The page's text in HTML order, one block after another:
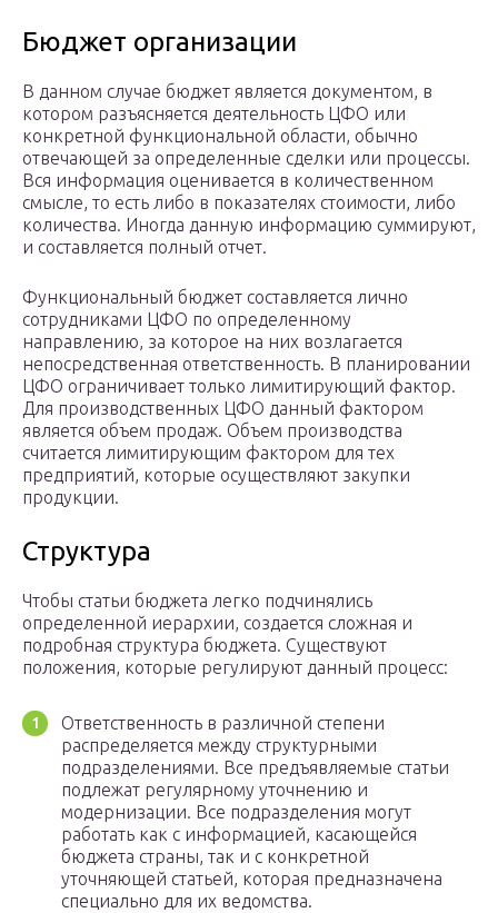
Бюджет организации
В данном случае бюджет является документом, в
котором разъясняется деятельность ЦФО или
конкретной функциональной области, обычно
отвечающей за определенные сделки или процессы.
Вся информация оценивается в количественном
смысле, то есть либо в показателях стоимости, либо
количества. Иногда данную информацию суммируют,
и составляется полный отчет.
Функциональный бюджет составляется лично
сотрудниками ЦФО по определенному
направлению, за которое на них возлагается
непосредственная ответственность. В планировании
ЦФО ограничивает только лимитирующий фактор.
Для производственных ЦФО данный фактором
является объем продаж. Объем производства
считается лимитирующим фактором для тех
предприятий, которые осуществляют закупки
продукции.
Структура
Чтобы статьи бюджета легко подчинялись
определенной иерархии, создается сложная и
подробная структура бюджета. Существуют
положения, которые регулируют данный процесс:
Ответственность в различной степени
распределяется между структурными
подразделениями. Все предъявляемые статьи
подлежат регулярному уточнению и
модернизации. Все подразделения могут
работать как с информацией, касающейся
бюджета страны, так и с конкретной
уточняющей статьей, которая предназначена
специально для их ведомства.